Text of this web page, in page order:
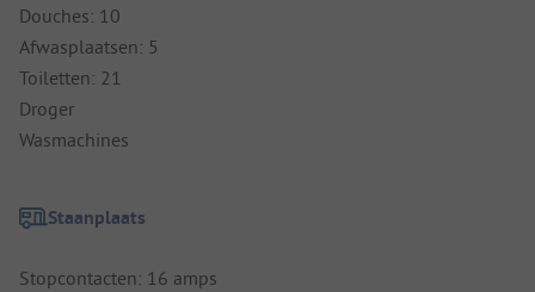
Douches: 10
Afwasplaatsen: 5
Toiletten: 21
Droger
Wasmachines
Staanplaats
Stopcontacten: 16 amps